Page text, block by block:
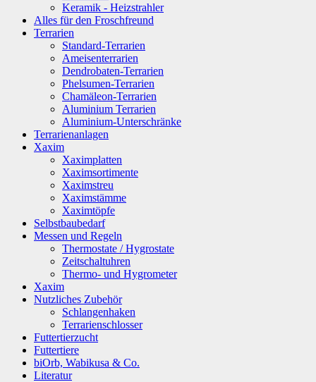
Keramik - Heizstrahler
Alles für den Froschfreund
Terrarien
Standard-Terrarien
Ameisenterrarien
Dendrobaten-Terrarien
Phelsumen-Terrarien
Chamäleon-Terrarien
Aluminium Terrarien
Aluminium-Unterschränke
Terrarienanlagen
Xaxim
Xaximplatten
Xaximsortimente
Xaximstreu
Xaximstämme
Xaximtöpfe
Selbstbaubedarf
Messen und Regeln
Thermostate / Hygrostate
Zeitschaltuhren
Thermo- und Hygrometer
Xaxim
Nutzliches Zubehör
Schlangenhaken
Terrarienschlosser
Futtertierzucht
Futtertiere
biOrb, Wabikusa & Co.
Literatur